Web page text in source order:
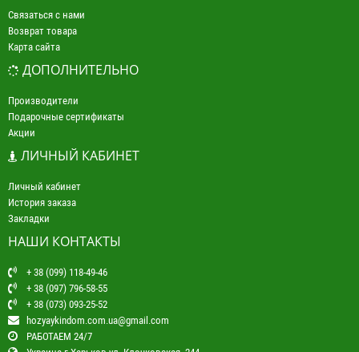
Связаться с нами
Возврат товара
Карта сайта
ДОПОЛНИТЕЛЬНО
Производители
Подарочные сертификаты
Акции
ЛИЧНЫЙ КАБИНЕТ
Личный кабинет
История заказа
Закладки
НАШИ КОНТАКТЫ
+ 38 (099) 118-49-46
+ 38 (097) 796-58-55
+ 38 (073) 093-25-52
hozyaykindom.com.ua@gmail.com
РАБОТАЕМ 24/7